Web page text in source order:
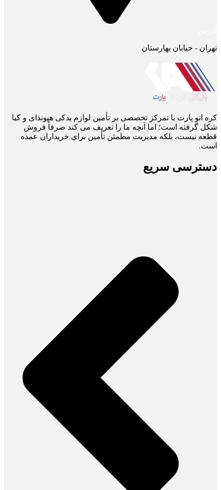
تهران - خیابان بهارستان
کره اتو پارت با تمرکز تخصصی بر تأمین لوازم یدکی هیوندای و کیا
شکل گرفته است؛ اما آنچه ما را تعریف می ‌کند صرفاً فروش
قطعه نیست، بلکه مدیریت مطمئن تأمین برای خریداران عمده
است.
دسترسی سریع